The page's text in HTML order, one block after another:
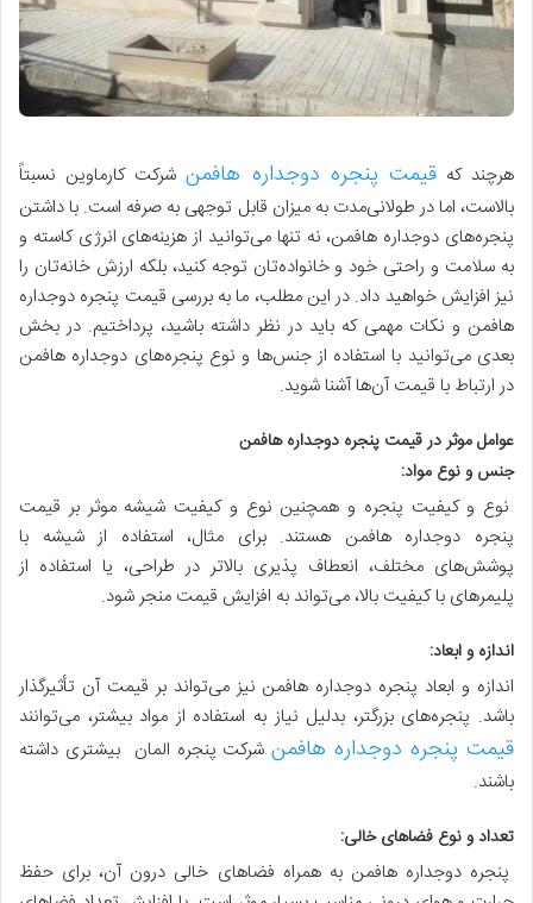
هرچند کهقیمت پنجره دوجداره هافمنشرکت کارماوین نسبتاً
بالاست، اما در طولانی‌مدت به میزان قابل توجهی به صرفه است. با داشتن
پنجره‌های دوجداره هافمن، نه تنها می‌توانید از هزینه‌های انرژی کاسته و
به سلامت و راحتی خود و خانواده‌تان توجه کنید، بلکه ارزش خانه‌تان را
نیز افزایش خواهید داد. در این مطلب، ما به بررسی قیمت پنجره دوجداره
هافمن و نکات مهمی که باید در نظر داشته باشید، پرداختیم. در بخش
بعدی می‌توانید با استفاده از جنس‌ها و نوع پنجره‌های دوجداره هافمن
در ارتباط با قیمت آن‌ها آشنا شوید.
عوامل موثر در قیمت پنجره دوجداره هافمن
جنس و نوع مواد:
نوع و کیفیت پنجره و همچنین نوع و کیفیت شیشه موثر بر قیمت
پنجره دوجداره هافمن هستند. برای مثال، استفاده از شیشه با
پوشش‌های مختلف، انعطاف پذیری بالاتر در طراحی، یا استفاده از
پلیمرهای با کیفیت بالا، می‌تواند به افزایش قیمت منجر شود.
اندازه و ابعاد:
اندازه و ابعاد پنجره دوجداره هافمن نیز می‌تواند بر قیمت آن تأثیرگذار
باشد. پنجره‌های بزرگتر، بدلیل نیاز به استفاده از مواد بیشتر، می‌توانند
قیمت پنجره دوجداره هافمنشرکت پنجره المان بیشتری داشته
باشند.
تعداد و نوع فضاهای خالی:
پنجره دوجداره هافمن به همراه فضاهای خالی درون آن، برای حفظ